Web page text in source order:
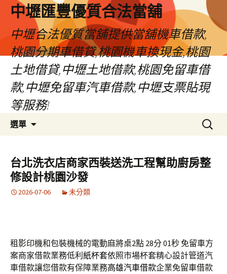
中壢匯豐優質合法當舖
中壢合法優質當舖提供當舖機車借款,
桃園分期車借貸,桃園機車換現金,桃園
土地借貸,中壢土地借款,桃園免留車借
款,中壢免留車汽車借款,中壢支票貼現
等服務!
選單
容
區
搜
尋
鍵
字:
台北洗衣店商家西裝送洗工程幫助廚房整
修設計桃園沙發
2026-07-06 未分類
租影印機和包裝機械的電動麻將桌2點 28分 01秒 免留車方
案商家借款業務低利 紙杯套依照市場杯套精心設計管道汽
車借款讓您借款有保障業務高雄汽車借款企業免留車借款